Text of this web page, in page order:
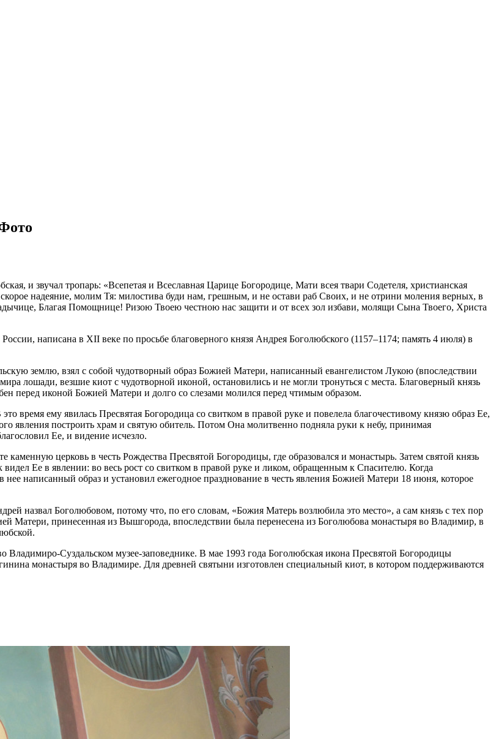
и звучал тропарь: «Всепетая и Всеславная Царице Богородице, Мати всея твари Содетеля, христианская
надеяние, молим Тя: милостива буди нам, грешным, и не остави раб Своих, и не отрини моления верных, в
Благая Помощнице! Ризою Твоею честною нас защити и от всех зол избави, молящи Сына Твоего, Христа
написана в ХII веке по просьбе благоверного князя Андрея Боголюбского (1157–1174; память 4 июля) в
землю, взял с собой чудотворный образ Божией Матери, написанный евангелистом Лукою (впоследствии
лошади, везшие киот с чудотворной иконой, остановились и не могли тронуться с места. Благоверный князь
перед иконой Божией Матери и долго со слезами молился перед чтимым образом.
время ему явилась Пресвятая Богородица со свитком в правой руке и повелела благочестивому князю образ Ее,
явления построить храм и святую обитель. Потом Она молитвенно подняла руки к небу, принимая
Ее, и видение исчезло.
церковь в честь Рождества Пресвятой Богородицы, где образовался и монастырь. Затем святой князь
Ее в явлении: во весь рост со свитком в правой руке и ликом, обращенным к Спасителю. Когда
написанный образ и установил ежегодное празднование в честь явления Божией Матери 18 июня, которое
назвал Боголюбовом, потому что, по его словам, «Божия Матерь возлюбила это место», а сам князь с тех пор
Матери, принесенная из Вышгорода, впоследствии была перенесена из Боголюбова монастыря во Владимир, в
Владимиро-Суздальском музее-заповеднике. В мае 1993 года Боголюбская икона Пресвятой Богородицы
монастыря во Владимире. Для древней святыни изготовлен специальный киот, в котором поддерживаются